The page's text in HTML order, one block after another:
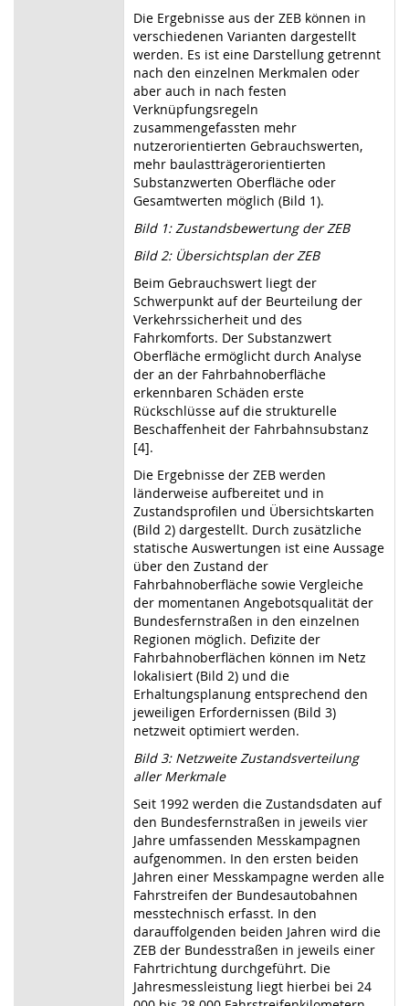
Die Ergebnisse aus der ZEB können in
verschiedenen Varianten dargestellt
werden. Es ist eine Darstellung getrennt
nach den einzelnen Merkmalen oder
aber auch in nach festen
Verknüpfungsregeln
zusammengefassten mehr
nutzerorientierten Gebrauchswerten,
mehr baulastträgerorientierten
Substanzwerten Oberfläche oder
Gesamtwerten möglich (Bild 1).
Bild 1: Zustandsbewertung der ZEB
Bild 2: Übersichtsplan der ZEB
Beim Gebrauchswert liegt der
Schwerpunkt auf der Beurteilung der
Verkehrssicherheit und des
Fahrkomforts. Der Substanzwert
Oberfläche ermöglicht durch Analyse
der an der Fahrbahnoberfläche
erkennbaren Schäden erste
Rückschlüsse auf die strukturelle
Beschaffenheit der Fahrbahnsubstanz
[4].
Die Ergebnisse der ZEB werden
länderweise aufbereitet und in
Zustandsprofilen und Übersichtskarten
(Bild 2) dargestellt. Durch zusätzliche
statische Auswertungen ist eine Aussage
über den Zustand der
Fahrbahnoberfläche sowie Vergleiche
der momentanen Angebotsqualität der
Bundesfernstraßen in den einzelnen
Regionen möglich. Defizite der
Fahrbahnoberflächen können im Netz
lokalisiert (Bild 2) und die
Erhaltungsplanung entsprechend den
jeweiligen Erfordernissen (Bild 3)
netzweit optimiert werden.
Bild 3: Netzweite Zustandsverteilung
aller Merkmale
Seit 1992 werden die Zustandsdaten auf
den Bundesfernstraßen in jeweils vier
Jahre umfassenden Messkampagnen
aufgenommen. In den ersten beiden
Jahren einer Messkampagne werden alle
Fahrstreifen der Bundesautobahnen
messtechnisch erfasst. In den
darauffolgenden beiden Jahren wird die
ZEB der Bundesstraßen in jeweils einer
Fahrtrichtung durchgeführt. Die
Jahresmessleistung liegt hierbei bei 24